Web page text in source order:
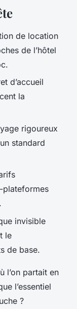
de location
de l’hôtel
d’accueil
la
rigoureux
standard
plateformes
invisible
le
de base.
l’on partait en
l’essentiel
?